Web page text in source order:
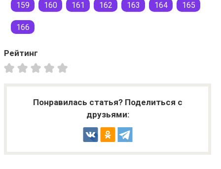
159 160 161 162 163 164 165
166
Рейтинг
Понравилась статья? Поделиться с
друзьями: